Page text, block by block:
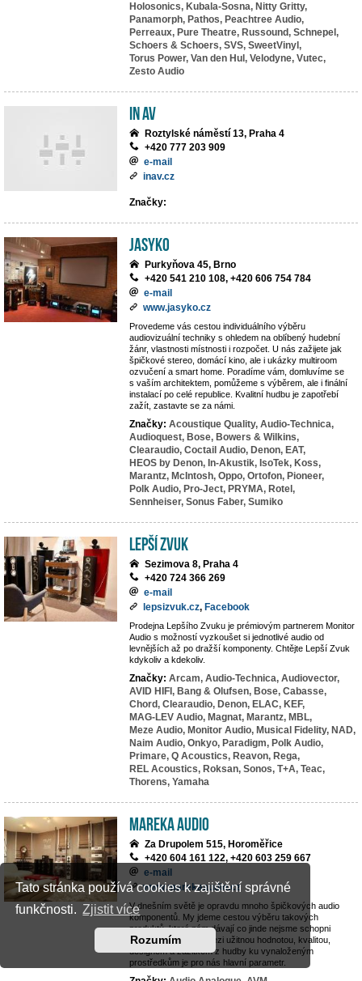
Tato stránka používá cookies k zajištění správné
funkčnosti. Zjistit více
Rozumím
Holosonics, Kubala-Sosna, Nitty Gritty,
Panamorph, Pathos, Peachtree Audio,
Perreaux, Pure Theatre, Russound, Schnepel,
Schoers & Schoers, SVS, SweetVinyl,
Torus Power, Van den Hul, Velodyne, Vutec,
Zesto Audio
IN AV
Roztylské náměstí 13, Praha 4
+420 777 203 909
e-mail
inav.cz
Značky:
JASYKO
Purkyňova 45, Brno
+420 541 210 108, +420 606 754 784
e-mail
www.jasyko.cz
Provedeme vás cestou individuálního výběru
audiovizuální techniky s ohledem na oblíbený hudební
žánr, vlastnosti místnosti i rozpočet. U nás zažijete jak
špičkové stereo, domácí kino, ale i ukázky multiroom
ozvučení a smart home. Poradíme vám, domluvíme se
s vaším architektem, pomůžeme s výběrem, ale i finální
instalací po celé republice. Kvalitní hudbu je zapotřebí
zažít, zastavte se za námi.
Značky: Acoustique Quality, Audio-Technica,
Audioquest, Bose, Bowers & Wilkins,
Clearaudio, Coctail Audio, Denon, EAT,
HEOS by Denon, In-Akustik, IsoTek, Koss,
Marantz, McIntosh, Oppo, Ortofon, Pioneer,
Polk Audio, Pro-Ject, PRYMA, Rotel,
Sennheiser, Sonus Faber, Sumiko
LEPŠÍ ZVUK
Sezimova 8, Praha 4
+420 724 366 269
e-mail
lepsizvuk.cz, Facebook
Prodejna Lepšího Zvuku je prémiovým partnerem Monitor
Audio s možností vyzkoušet si jednotlivé audio od
levnějších až po dražší komponenty. Chtějte Lepší Zvuk
kdykoliv a kdekoliv.
Značky: Arcam, Audio-Technica, Audiovector,
AVID HIFI, Bang & Olufsen, Bose, Cabasse,
Chord, Clearaudio, Denon, ELAC, KEF,
MAG-LEV Audio, Magnat, Marantz, MBL,
Meze Audio, Monitor Audio, Musical Fidelity, NAD,
Naim Audio, Onkyo, Paradigm, Polk Audio,
Primare, Q Acoustics, Reavon, Rega,
REL Acoustics, Roksan, Sonos, T+A, Teac,
Thorens, Yamaha
MAREKA AUDIO
Za Drupolem 515, Horoměřice
+420 604 161 122, +420 603 259 667
e-mail
www.marekaaudio.cz
V dnešním světě je opravdu mnoho špičkových audio
komponentů. My jdeme cestou výběru takových
produktů, které nám dávají co jinde nejsme schopni
nalézt. Rovnováha mezi užitnou hodnotou, kvalitou,
designem a zážitkem z hudby ku vynaloženým
prostředkům je pro nás hlavní parametr.